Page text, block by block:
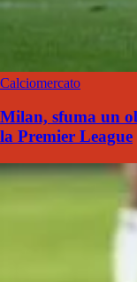
Calciomercato
Milan, sfuma un
la Premier League